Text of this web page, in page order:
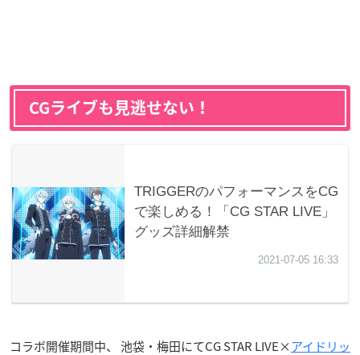
CGライブも見逃せない！
コラボ開催期間中、 池袋・梅田にてCG STAR LIVE×アイドリッ